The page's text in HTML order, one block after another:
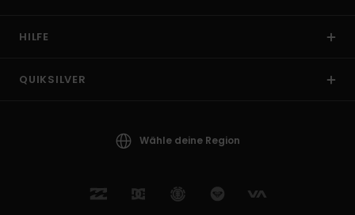
HILFE
QUIKSILVER
Wähle deine Region